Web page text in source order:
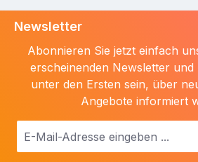
Newsletter
Abonnieren Sie jetzt einfach
erscheinenden Newsletter und
unter den Ersten sein, über
Angebote informiert
E-